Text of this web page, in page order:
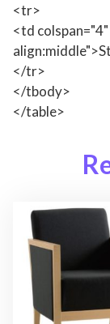
<tr>
<td
</tr>
</tbody>
</table>